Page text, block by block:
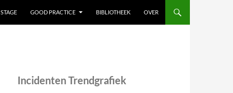
STAGE GOOD PRACTICE BIBLIOTHEEK OVER
Incidenten Trendgrafiek